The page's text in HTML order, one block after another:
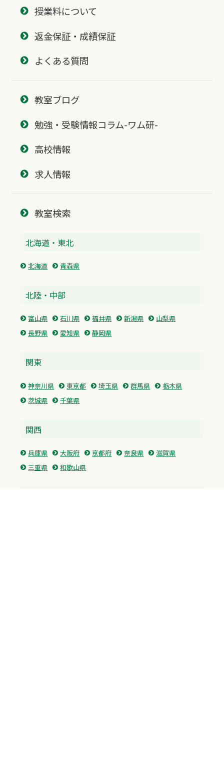
授業料について
返金保証・成績保証
よくある質問
教室ブログ
勉強・受験情報コラム-ワム研-
高校情報
求人情報
教室検索
北海道・東北
北海道 青森県
北陸・中部
富山県 石川県 福井県 新潟県
山梨県
長野県
愛知県 静岡県
関東
神奈川県 東京都 埼玉県 群馬県
栃木県
茨城県
千葉県
関西
兵庫県 大阪府 京都府 奈良県
滋賀県
三重県
和歌山県